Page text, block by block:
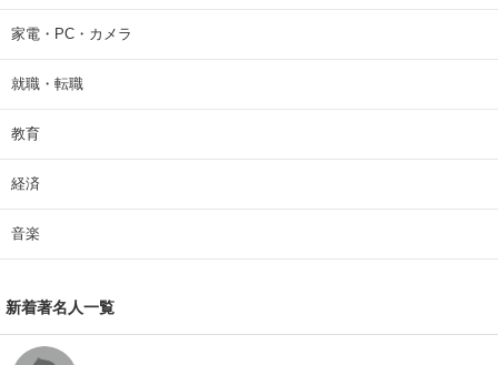
家電・PC・カメラ
就職・転職
教育
経済
音楽
新着著名人一覧